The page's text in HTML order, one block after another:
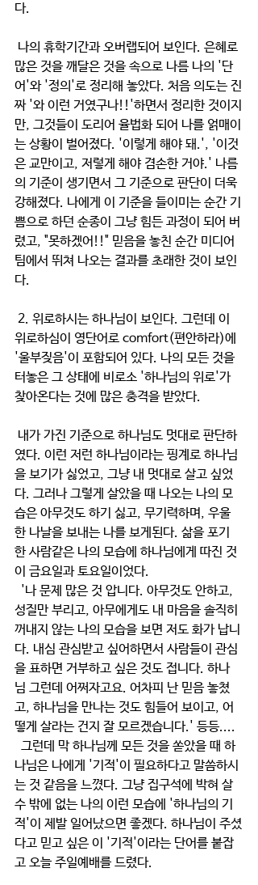
다.
많은 것을 깨달은 것을 속으로 나름 나의 '단
어'와 '정의'로 정리해 놓았다. 처음 의도는 진
짜 '와 이런 거였구나!!'하면서 정리한 것이지
만, 그것들이 도리어 율법화 되어 나를 얽매이
는 상황이 벌어졌다. '이렇게 해야 돼.', '이것
은 교만이고, 저렇게 해야 겸손한 거야.' 나름
의 기준이 생기면서 그 기준으로 판단이 더욱
강해졌다. 나에게 이 기준을 들이미는 순간 기
쁨으로 하던 순종이 그냥 힘든 과정이 되어 버
렸고, "못하겠어!!" 믿음을 놓친 순간 미디어
팀에서 뛰쳐 나오는 결과를 초래한 것이 보인
다.
위로하심이 영단어로 comfort(편안하라)에
'울부짖음'이 포함되어 있다. 나의 모든 것을
터놓은 그 상태에 비로소 '하나님의 위로'가
찾아온다는 것에 많은 충격을 받았다.
였다. 이런 저런 하나님이라는 핑계로 하나님
을 보기가 싫었고, 그냥 내 멋대로 살고 싶었
다. 그러나 그렇게 살았을 때 나오는 나의 모
습은 아무것도 하기 싫고, 무기력하며, 우울
한 나날을 보내는 나를 보게된다. 삶을 포기
한 사람같은 나의 모습에 하나님에게 따진 것
이 금요일과 토요일이었다.
성질만 부리고, 아무에게도 내 마음을 솔직히
꺼내지 않는 나의 모습을 보면 저도 화가 납니
다. 내심 관심받고 싶어하면서 사람들이 관심
을 표하면 거부하고 싶은 것도 접니다. 하나
님 그런데 어쩌자고요. 어차피 난 믿음 놓쳤
고, 하나님을 만나는 것도 힘들어 보이고, 어
떻게 살라는 건지 잘 모르겠습니다.' 등등....
나님은 나에게 '기적'이 필요하다고 말씀하시
는 것 같음을 느꼈다. 그냥 집구석에 박혀 살
수 밖에 없는 나의 이런 모습에 '하나님의 기
적'이 제발 일어났으면 좋겠다. 하나님이 주셨
다고 믿고 싶은 이 '기적'이라는 단어를 붙잡
고 오늘 주일예배를 드렸다.